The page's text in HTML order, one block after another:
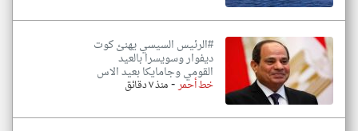
#الرئيس السيسي يهنئ كوت
ديفوار وسويسرا بالعيد
القومي وجامايكا بعيد الاس
خط أحمر-منذ ٧ دقائق